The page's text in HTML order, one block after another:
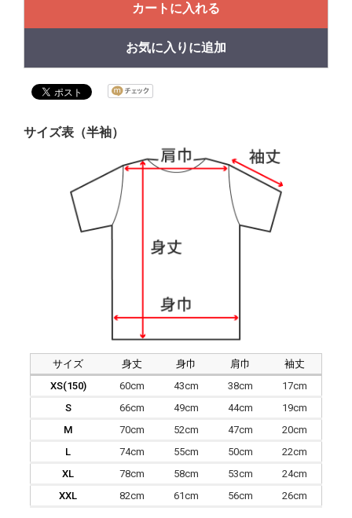
カートに入れる
お気に入りに追加
サイズ表（半袖）
サイズ 身丈 身巾 肩巾
袖丈
XS(150)
60cm 43cm 38cm
17cm
S
66cm 49cm 44cm
19cm
M
70cm 52cm 47cm
20cm
L
74cm 55cm 50cm
22cm
XL
78cm 58cm 53cm
24cm
XXL
82cm 61cm 56cm 26cm